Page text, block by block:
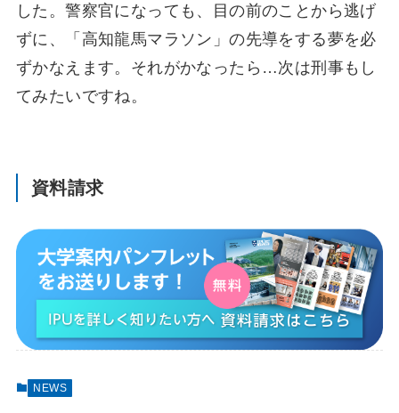
した。警察官になっても、目の前のことから逃げ
ずに、「高知龍馬マラソン」の先導をする夢を必
ずかなえます。それがかなったら…次は刑事もし
てみたいですね。
資料請求
NEWS